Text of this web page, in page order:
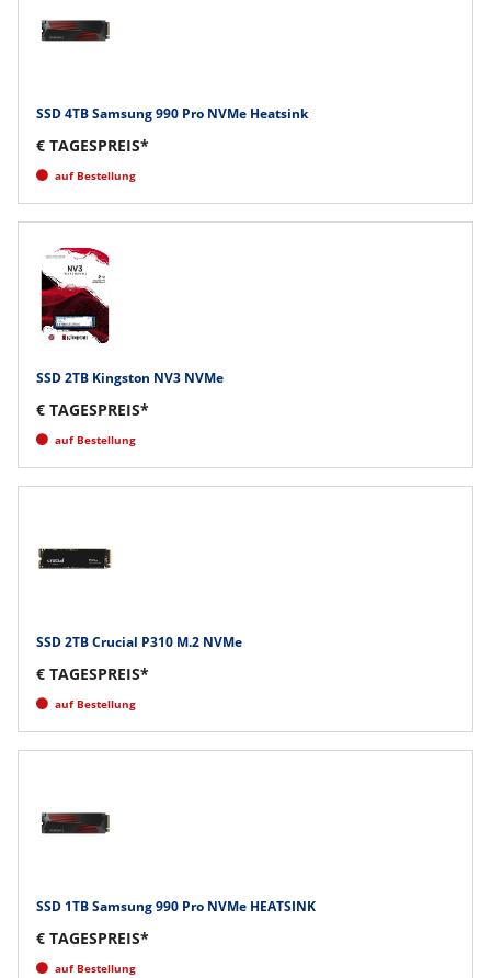
SSD 4TB Samsung 990 Pro NVMe Heatsink
€ TAGESPREIS*
auf Bestellung
SSD 2TB Kingston NV3 NVMe
€ TAGESPREIS*
auf Bestellung
SSD 2TB Crucial P310 M.2 NVMe
€ TAGESPREIS*
auf Bestellung
SSD 1TB Samsung 990 Pro NVMe HEATSINK
€ TAGESPREIS*
auf Bestellung